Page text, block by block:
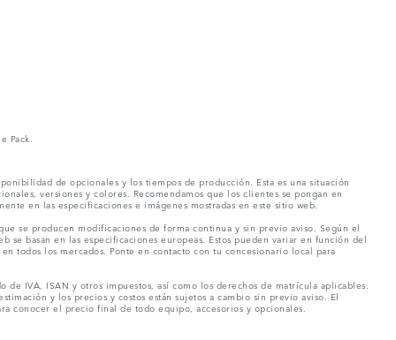
Pack.
de opcionales y los tiempos de producción. Esta es una situación
versiones y colores. Recomendamos que los clientes se pongan en
en las especificaciones e imágenes mostradas en este sitio web.
se producen modificaciones de forma continua y sin previo aviso. Según el
basan en las especificaciones europeas. Estos pueden variar en función del
todos los mercados. Ponte en contacto con tu concesionario local para
IVA, ISAN y otros impuestos, así como los derechos de matrícula aplicables.
y los precios y costos están sujetos a cambio sin previo aviso. El
conocer el precio final de todo equipo, accesorios y opcionales.